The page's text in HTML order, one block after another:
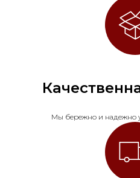
Мы бережно и надежно